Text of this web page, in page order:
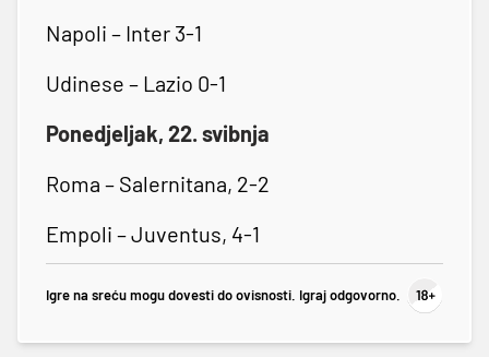
Napoli – Inter 3-1
Udinese – Lazio 0-1
Ponedjeljak, 22. svibnja
Roma – Salernitana, 2-2
Empoli – Juventus, 4-1
Igre na sreću mogu dovesti do ovisnosti. Igraj odgovorno.